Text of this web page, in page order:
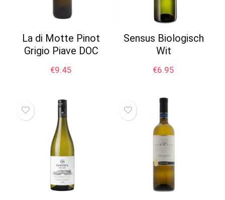
La di Motte Pinot
Grigio Piave DOC
€9.45
Sensus Biologisch
Wit
€6.95